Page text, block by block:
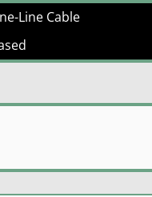
Line Cable